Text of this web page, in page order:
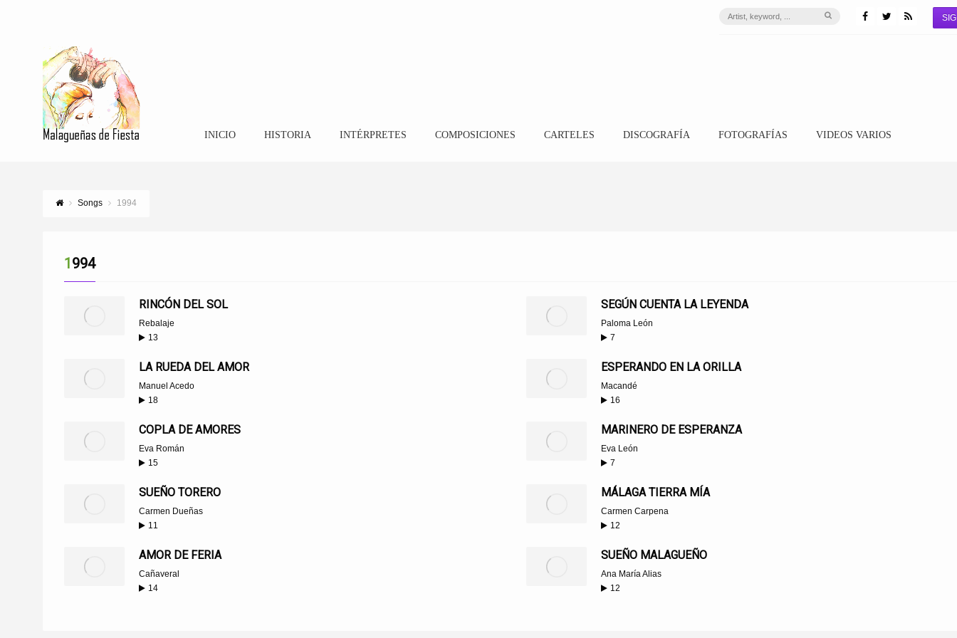
INICIO HISTORIA INTÉRPRETES COMPOSICIONES CARTELES DISCOGRAFÍA FOTOGRAFÍAS VIDEOS VARIOS
Songs 1994
1994
RINCÓN DEL SOL
Rebalaje
13
SEGÚN CUENTA LA LEYENDA
Paloma León
7
LA RUEDA DEL AMOR
Manuel Acedo
18
ESPERANDO EN LA ORILLA
Macandé
16
COPLA DE AMORES
Eva Román
15
MARINERO DE ESPERANZA
Eva León
7
SUEÑO TORERO
Carmen Dueñas
11
MÁLAGA TIERRA MÍA
Carmen Carpena
12
AMOR DE FERIA
Cañaveral
14
SUEÑO MALAGUEÑO
Ana María Alias
12